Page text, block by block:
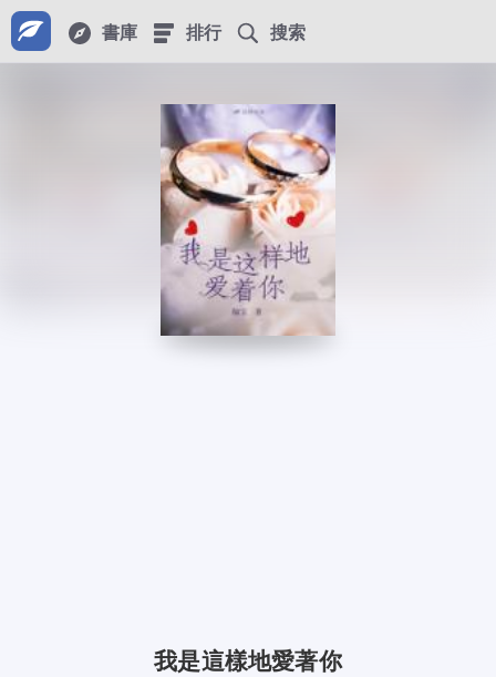
書庫 排行 搜索
我是這樣地愛著你